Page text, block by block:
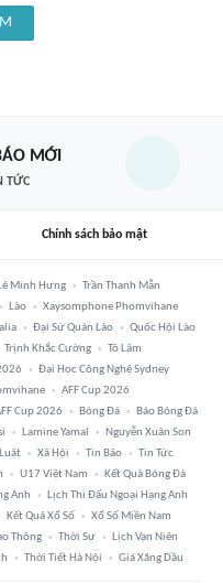
MỚI
TỨC
Chính sách bảo mật
Minh Hưng
Trần Thanh Mẫn
Lào
Xaysomphone Phomvihane
Đại Sứ Quán Lào
Quốc Hội Lào
Trịnh Khắc Cường
Tô Lâm
Đại Học Công Nghệ Sydney
AFF Cup 2026
Cup 2026 Bóng Đá
Báo Bóng Đá
Lamine Yamal
Nguyễn Xuân Son
Xã Hội Tin Bão
Tin Tức
U17 Việt Nam
Kết Quả Bóng Đá
Anh
Lịch Thi Đấu Ngoại Hạng Anh
Kết Quả Xổ Số
Xổ Số Miền Nam
Thông Thời Sự
Lịch Vạn Niên
Thời Tiết Hà Nội Giá Xăng Dầu